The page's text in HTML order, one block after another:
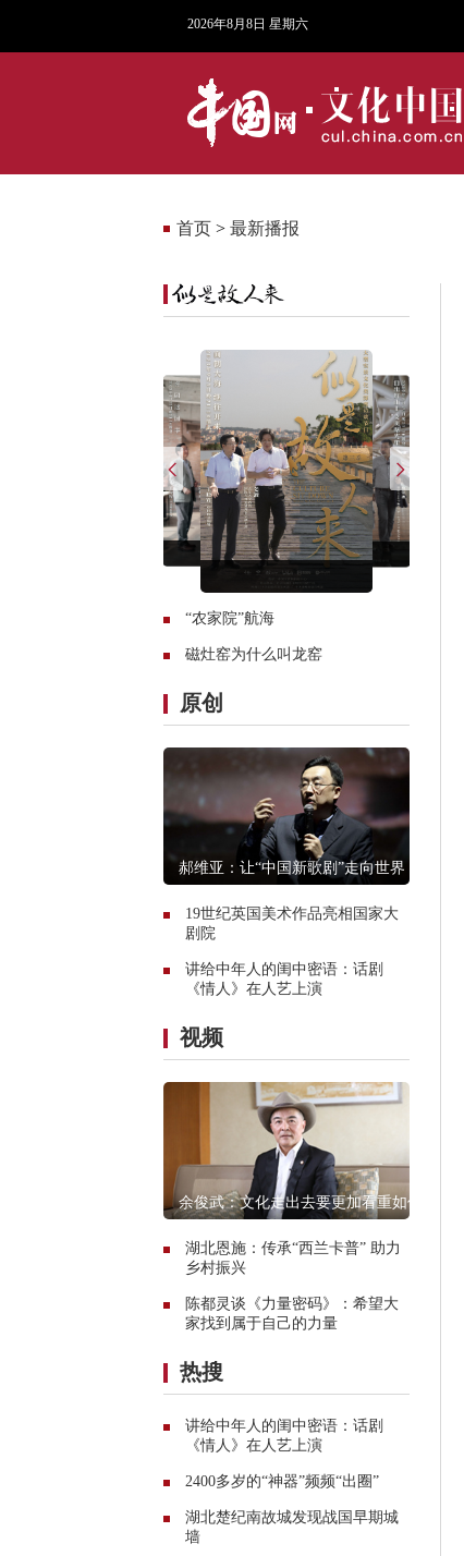
2026年8月8日 星期六
首页 > 最新播报
“农家院”航海
磁灶窑为什么叫龙窑
原创
郝维亚：让“中国新歌剧”走向世界
19世纪英国美术作品亮相国家大
剧院
讲给中年人的闺中密语：话剧
《情人》在人艺上演
视频
余俊武：文化走出去要更加看重如何
湖北恩施：传承“西兰卡普” 助力
乡村振兴
陈都灵谈《力量密码》：希望大
家找到属于自己的力量
热搜
讲给中年人的闺中密语：话剧
《情人》在人艺上演
2400多岁的“神器”频频“出圈”
湖北楚纪南故城发现战国早期城
墙